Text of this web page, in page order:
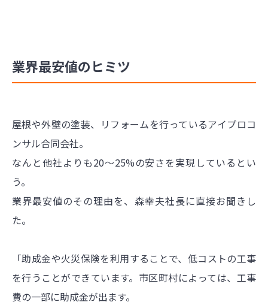
業界最安値のヒミツ
屋根や外壁の塗装、リフォームを行っているアイプロコ
ンサル合同会社。
なんと他社よりも20〜25%の安さを実現しているとい
う。
業界最安値のその理由を、森幸夫社長に直接お聞きし
た。
「助成金や火災保険を利用することで、低コストの工事
を行うことができています。市区町村によっては、工事
費の一部に助成金が出ます。